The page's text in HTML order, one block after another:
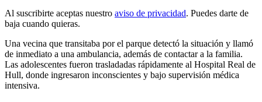
Al suscribirte aceptas nuestro aviso de privacidad. Puedes darte de
baja cuando quieras.
Una vecina que transitaba por el parque detectó la situación y llamó
de inmediato a una ambulancia, además de contactar a la familia.
Las adolescentes fueron trasladadas rápidamente al Hospital Real de
Hull, donde ingresaron inconscientes y bajo supervisión médica
intensiva.